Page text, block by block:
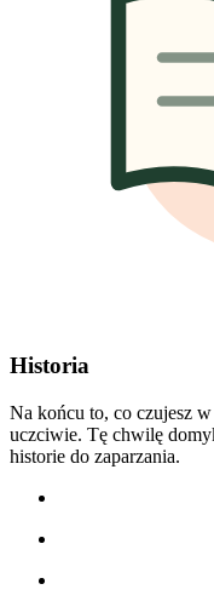
Historia
Na końcu to, co czujesz
uczciwie. Tę chwilę
historie do zaparzania.